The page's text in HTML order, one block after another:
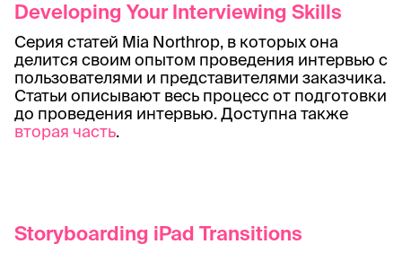
Developing Your Interviewing Skills
Серия статей Mia Northrop, в которых она
делится своим опытом проведения интервью с
пользователями и представителями заказчика.
Статьи описывают весь процесс от подготовки
до проведения интервью. Доступна также
вторая часть.
Storyboarding iPad Transitions